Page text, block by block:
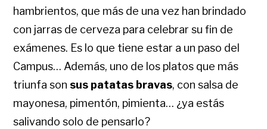
hambrientos, que más de una vez han brindado
con jarras de cerveza para celebrar su fin de
exámenes. Es lo que tiene estar a un paso del
Campus… Además, uno de los platos que más
triunfa son sus patatas bravas, con salsa de
mayonesa, pimentón, pimienta… ¿ya estás
salivando solo de pensarlo?